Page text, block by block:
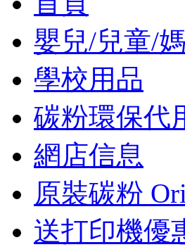
嬰兒/兒童/
學校用品
碳粉環保代
網店信息
原裝碳粉
送打印機優